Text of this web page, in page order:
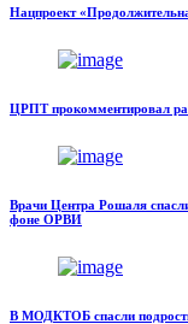
Нацпроект
ЦРПТ прокомментировал
Врачи Центра Рошаля
фоне ОРВИ
В МОДКТОБ спасли